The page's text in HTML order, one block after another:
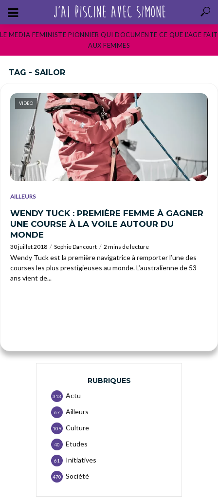
LE MEDIA FEMINISTE PIONNIER QUI DOCUMENTE CE QUE L’AGE FAIT
AUX FEMMES
TAG - SAILOR
VIDEO
AILLEURS
WENDY TUCK : PREMIÈRE FEMME À GAGNER
UNE COURSE À LA VOILE AUTOUR DU
MONDE
30 juillet 2018 Sophie Dancourt 2 mins de lecture
Wendy Tuck est la première navigatrice à remporter l’une des
courses les plus prestigieuses au monde. L’australienne de 53
ans vient de...
RUBRIQUES
Actu
313
Ailleurs
67
Culture
109
Etudes
40
Initiatives
61
Société
470